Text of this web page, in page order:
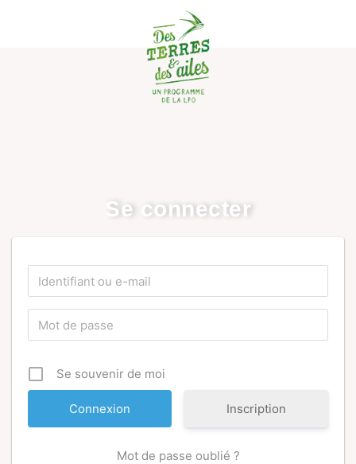
Se connecter
Se souvenir de moi
Inscription
Mot de passe oublié ?